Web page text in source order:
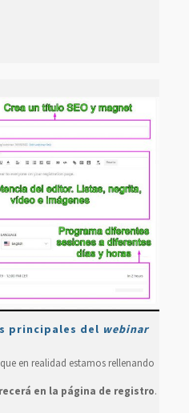
principales del webinar
en realidad estamos rellenando
en la página de registro.